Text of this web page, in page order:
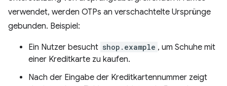
verwendet, werden OTPs an verschachtelte Ursprünge
gebunden. Beispiel:
Ein Nutzer besucht shop.example , um Schuhe mit
einer Kreditkarte zu kaufen.
Nach der Eingabe der Kreditkartennummer zeigt